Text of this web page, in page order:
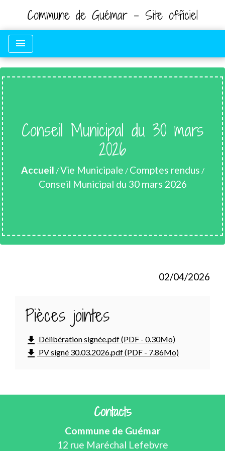
Commune de Guémar - Site officiel
menu
Conseil Municipal du 30 mars
2026
Accueil /Vie Municipale / Comptes rendus /
Conseil Municipal du 30 mars 2026
02/04/2026
Pièces jointes
file_download Délibération signée.pdf (PDF - 0.30Mo)
file_download PV signé 30.03.2026.pdf (PDF - 7.86Mo)
Contacts
Commune de Guémar
12 rue Maréchal Lefebvre